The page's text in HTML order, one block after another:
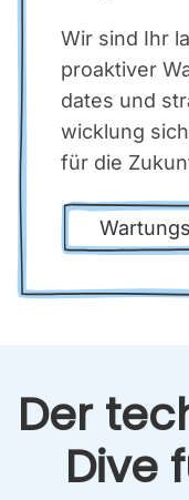
Wir sind Ihr
pro­ak­ti­ver
dates und
wick­lung
für die
Der
Dive